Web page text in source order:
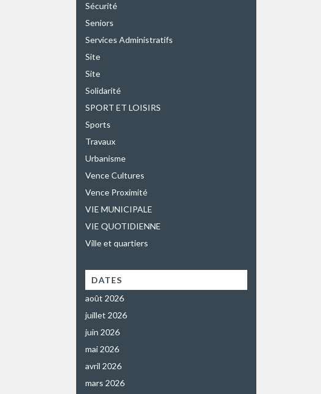
Sécurité
Seniors
Services Administratifs
Site
Site
Solidarité
SPORT ET LOISIRS
Sports
Travaux
Urbanisme
Vence Cultures
Vence Proximité
VIE MUNICIPALE
VIE QUOTIDIENNE
Ville et quartiers
DATES
août 2026
juillet 2026
juin 2026
mai 2026
avril 2026
mars 2026